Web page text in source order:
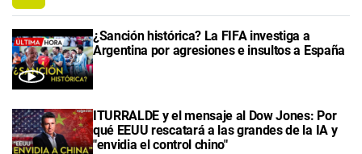
¿Sanción histórica? La FIFA investiga a
Argentina por agresiones e insultos a España
ITURRALDE y el mensaje al Dow Jones: Por
qué EEUU rescatará a las grandes de la IA y
"envidia el control chino"